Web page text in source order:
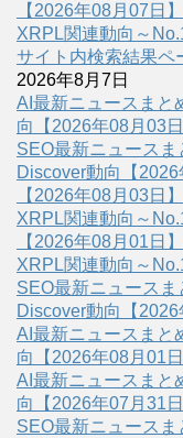
【2026年08月07日
XRPL関連動向～
サイト内検索結果ペ
2026年8月7日
AI最新ニュースまと
向【2026年08月03
SEO最新ニュースま
Discover動向【
【2026年08月03日
XRPL関連動向～
【2026年08月01日
XRPL関連動向～
SEO最新ニュースま
Discover動向【
AI最新ニュースまと
向【2026年08月01
AI最新ニュースまと
向【2026年07月31
SEO最新ニュースま